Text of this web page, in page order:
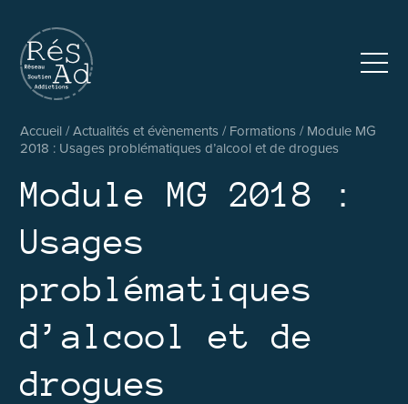
Réseau pluridisciplinaire d’accompagnement et de soutien
Accueil/Actualités et évènements/Formations/Module MG
2018 : Usages problématiques d’alcool et de drogues
Module MG 2018 :
Usages
problématiques
d’alcool et de
drogues